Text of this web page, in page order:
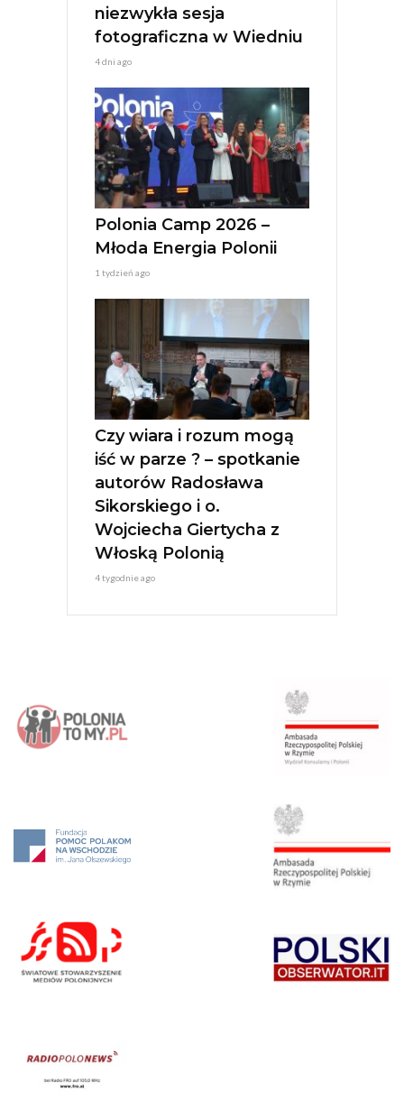
niezwykła sesja
fotograficzna w Wiedniu
4 dni ago
Polonia Camp 2026 –
Młoda Energia Polonii
1 tydzień ago
Czy wiara i rozum mogą
iść w parze ? – spotkanie
autorów Radosława
Sikorskiego i o.
Wojciecha Giertycha z
Włoską Polonią
4 tygodnie ago